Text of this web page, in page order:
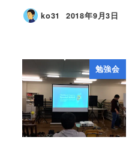
ko31 2018年9月3日
勉強会